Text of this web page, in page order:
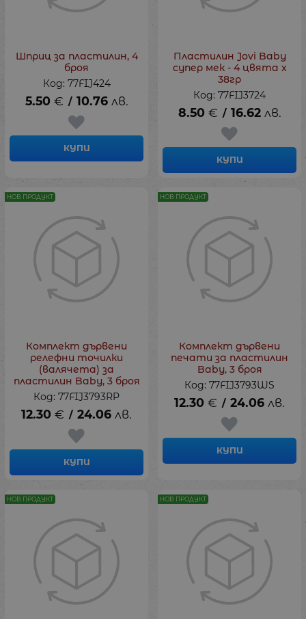
Шприц за пластилин, 4
броя
Код: 77FIJ424
5.50 € / 10.76 лв.
КУПИ
Пластилин Jovi Baby
супер мек - 4 цвята х
38гр
Код: 77FIJ3724
8.50 € / 16.62 лв.
КУПИ
Комплект дървени
релефни точилки
(валячета) за
пластилин Baby, 3 броя
Код: 77FIJ3793RP
12.30 € / 24.06 лв.
КУПИ
НОВ ПРОДУКТ
Комплект дървени
печати за пластилин
Baby, 3 броя
Код: 77FIJ3793WS
12.30 € / 24.06 лв.
КУПИ
НОВ ПРОДУКТ
НОВ ПРОДУКТ НОВ ПРОДУКТ